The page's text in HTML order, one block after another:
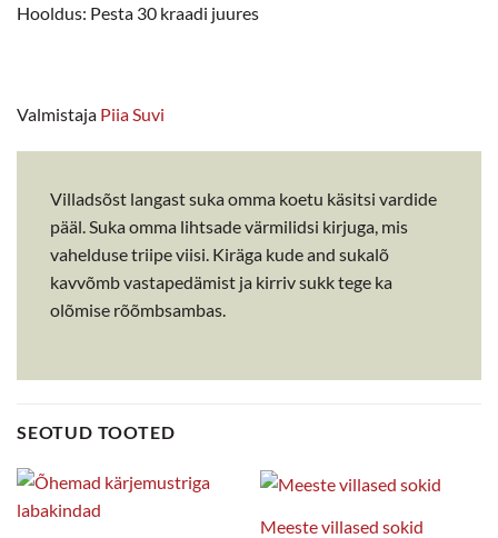
Hooldus: Pesta 30 kraadi juures
Valmistaja Piia Suvi
Villadsõst langast suka omma koetu käsitsi vardide
pääl. Suka omma lihtsade värmilidsi kirjuga, mis
vahelduse triipe viisi. Kiräga kude and sukalõ
kavvõmb vastapedämist ja kirriv sukk tege ka
olõmise rõõmbsambas.
SEOTUD TOOTED
Meeste villased sokid